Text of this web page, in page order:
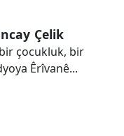
Çelik
çocukluk, bir
Êrîvanê...